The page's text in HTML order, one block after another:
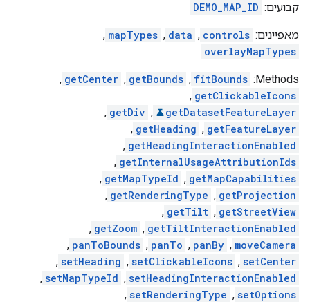
קבועים: DEMO_MAP_ID
מאפיינים: controls
,
data
,
mapTypes
,
overlayMapTypes
‫Methods:
fitBounds
,
getBounds
,
getCenter
,
getClickableIcons
,
getDatasetFeatureLayer
,
getDiv
,
getFeatureLayer
,
getHeading
,
getHeadingInteractionEnabled
,
getInternalUsageAttributionIds
,
getMapCapabilities
,
getMapTypeId
,
getProjection
,
getRenderingType
,
getStreetView
,
getTilt
,
getTiltInteractionEnabled
,
getZoom
,
moveCamera
,
panBy
,
panTo
,
panToBounds
,
setCenter
,
setClickableIcons
,
setHeading
,
setHeadingInteractionEnabled
,
setMapTypeId
,
setOptions
,
setRenderingType
,